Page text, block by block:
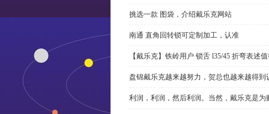
挑选一款 图袋，介绍戴乐克网站
南通 直角回转锁可定制加工，认准
【戴乐克】铁岭用户 锁舌 l35/45 折弯表述
盘锦戴乐克越来越努力，贺总也越来越得到
利润，利润，然后利润。当然，戴乐克是为